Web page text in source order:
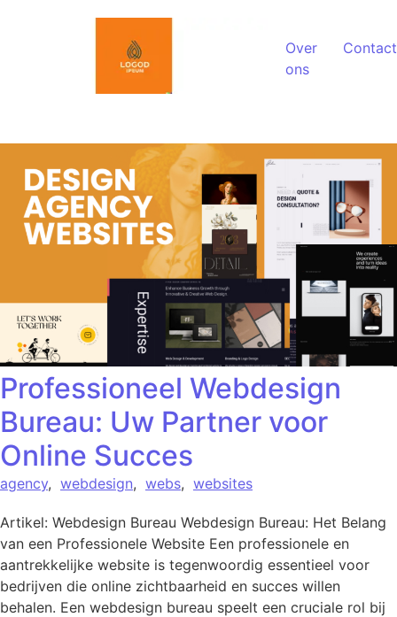
Over
ons
Contact
Professioneel Webdesign
Bureau: Uw Partner voor
Online Succes
agency, webdesign, webs, websites
Artikel: Webdesign Bureau Webdesign Bureau: Het Belang
van een Professionele Website Een professionele en
aantrekkelijke website is tegenwoordig essentieel voor
bedrijven die online zichtbaarheid en succes willen
behalen. Een webdesign bureau speelt een cruciale rol bij